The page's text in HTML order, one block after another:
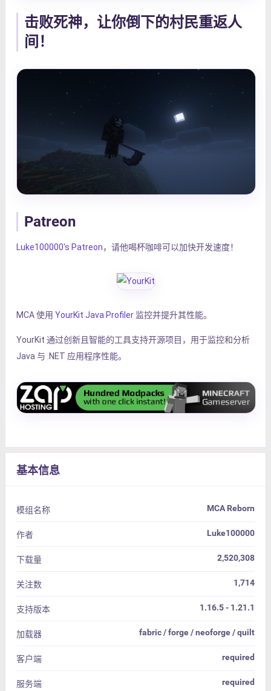
击败死神，让你倒下的村民重返人
间！
Patreon
Luke100000's Patreon，请他喝杯咖啡可以加快开发速度！
MCA 使用 YourKit Java Profiler 监控并提升其性能。
YourKit 通过创新且智能的工具支持开源项目，用于监控和分析
Java 与 .NET 应用程序性能。
基本信息
模组名称 MCA Reborn
作者 Luke100000
下载量 2,520,308
关注数 1,714
支持版本 1.16.5 - 1.21.1
加载器 fabric / forge / neoforge / quilt
客户端 required
服务端 required